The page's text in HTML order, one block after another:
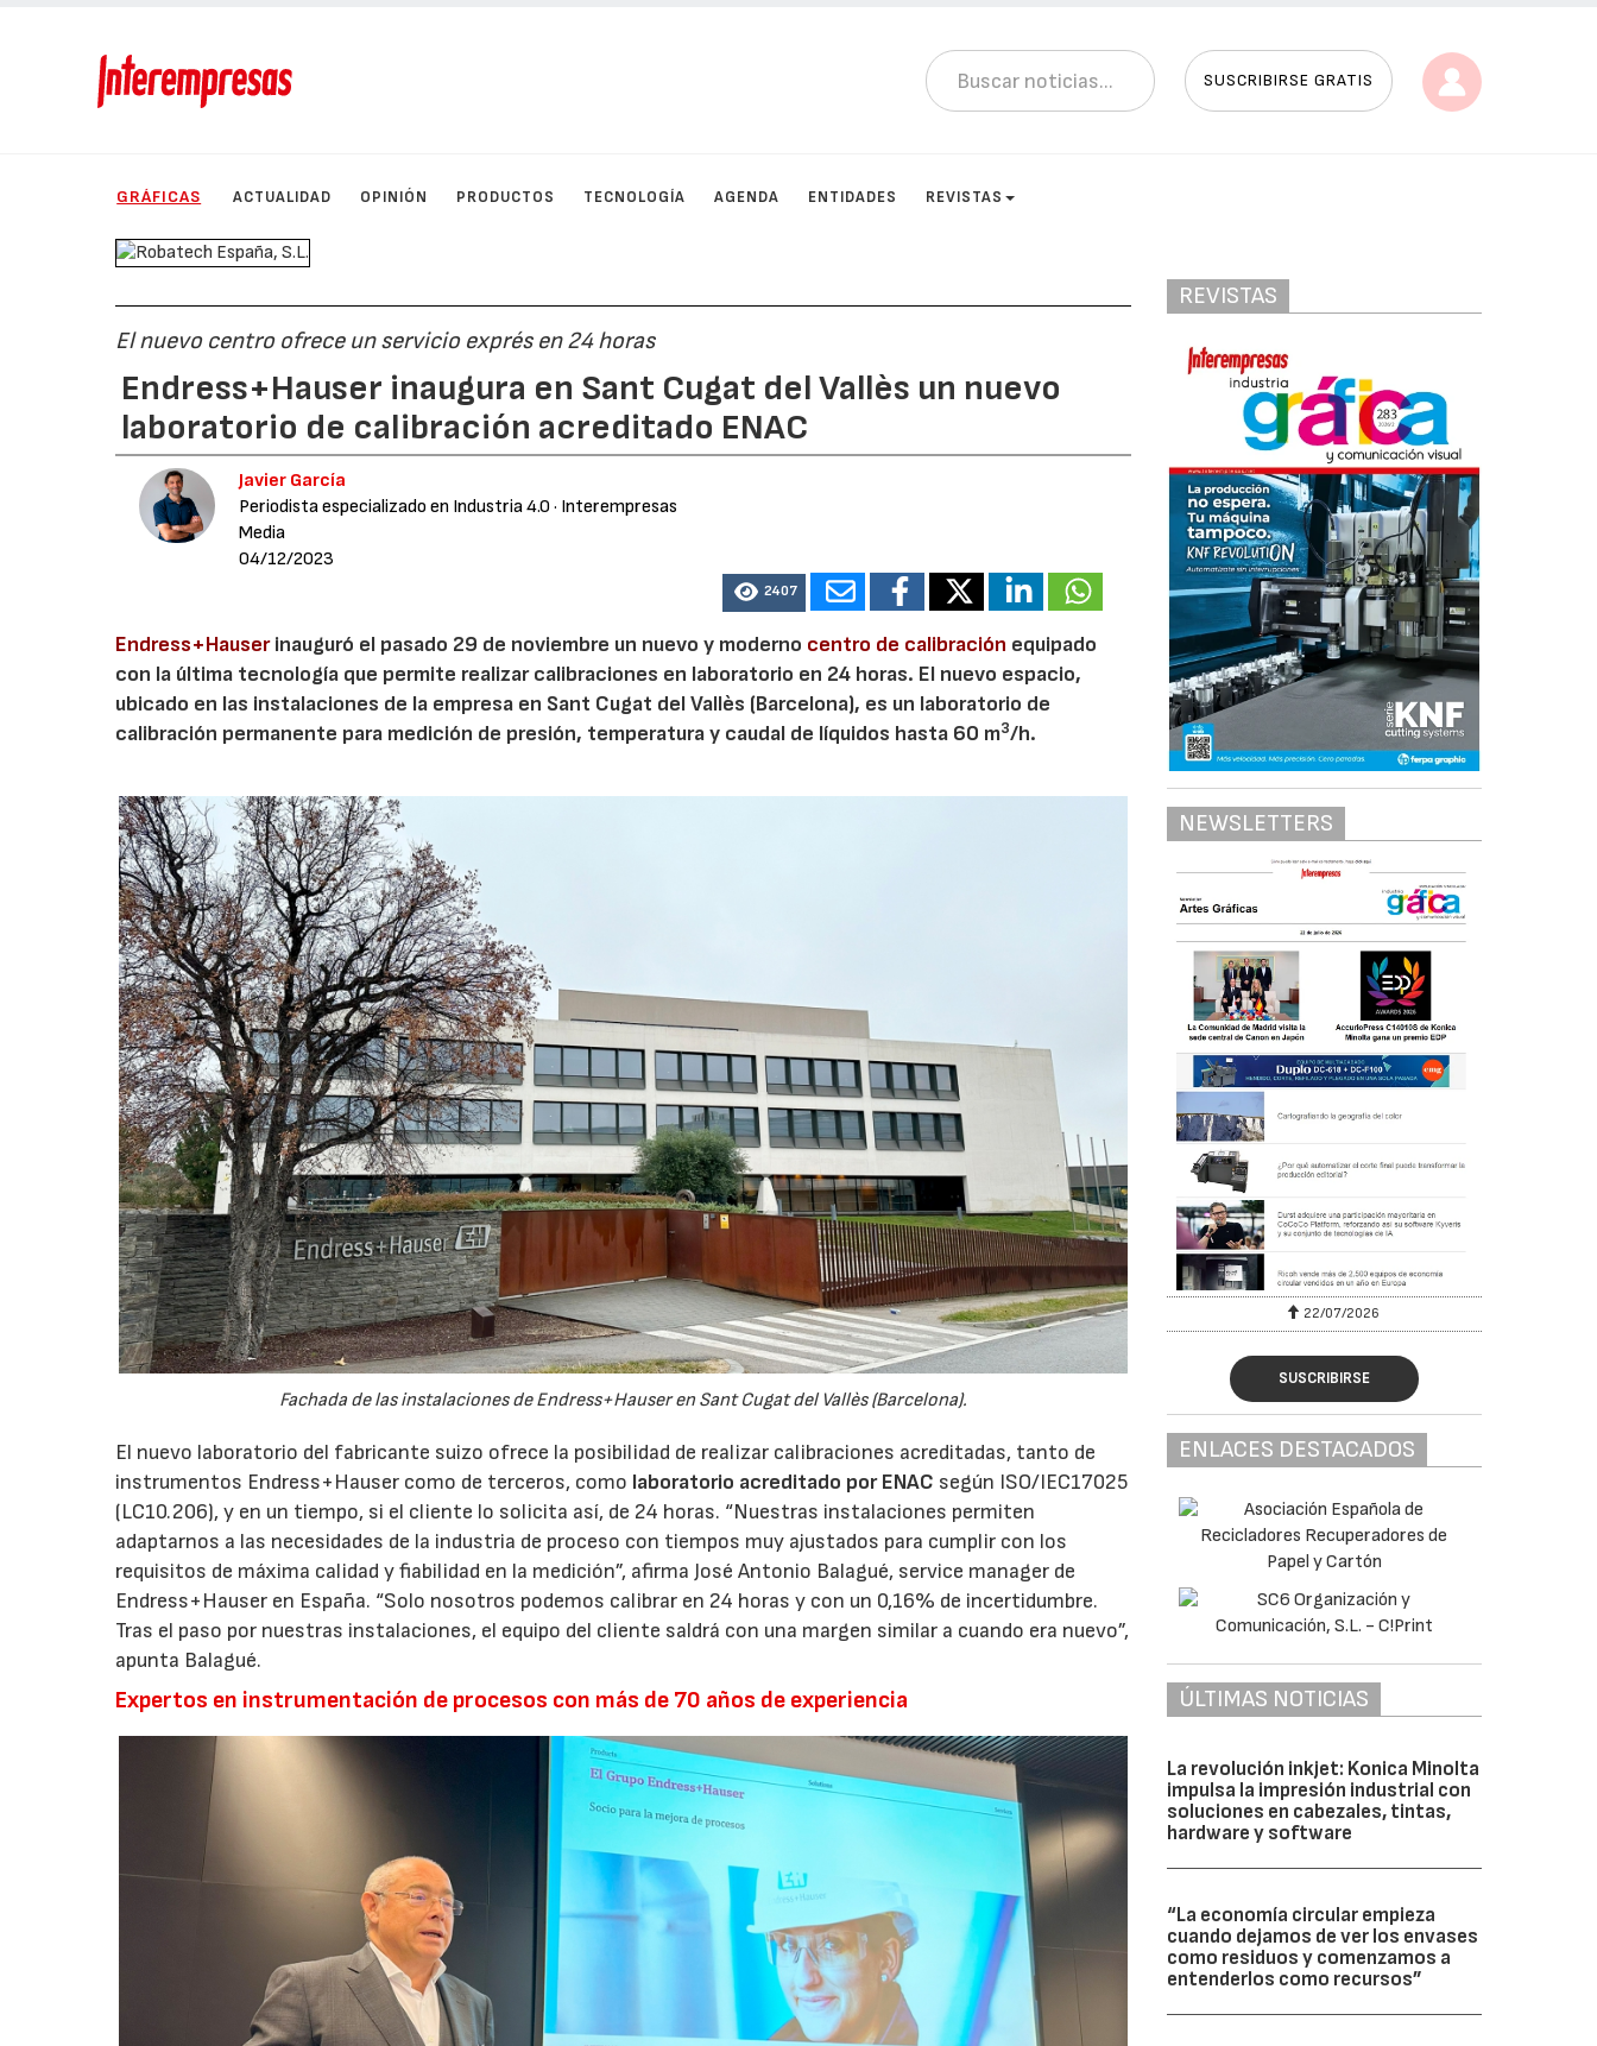
SUSCRIBIRSE GRATIS
GRÁFICAS ACTUALIDAD OPINIÓN PRODUCTOS TECNOLOGÍA AGENDA ENTIDADES REVISTAS
El nuevo centro ofrece un servicio exprés en 24 horas
Endress+Hauser inaugura en Sant Cugat del Vallès un nuevo
laboratorio de calibración acreditado ENAC
Javier García
Periodista especializado en Industria 4.0 · Interempresas
Media
04/12/2023
2407
Endress+Hauserinauguró el pasado 29 de noviembre un nuevo y moderno centro de calibración equipado
con la última tecnología que permite realizar calibraciones en laboratorio en 24 horas. El nuevo espacio,
ubicado en las instalaciones de la empresa en Sant Cugat del Vallès (Barcelona), es un laboratorio de
calibración permanente para medición de presión, temperatura y caudal de líquidos hasta 60 m3/h.
Fachada de las instalaciones de Endress+Hauser en Sant Cugat del Vallès (Barcelona).
El nuevo laboratorio del fabricante suizo ofrece la posibilidad de realizar calibraciones acreditadas, tanto de
instrumentos Endress+Hauser como de terceros, como laboratorio acreditado por ENAC según ISO/IEC17025
(LC10.206), y en un tiempo, si el cliente lo solicita así, de 24 horas. “Nuestras instalaciones permiten
adaptarnos a las necesidades de la industria de proceso con tiempos muy ajustados para cumplir con los
requisitos de máxima calidad y fiabilidad en la medición”, afirma José Antonio Balagué, service manager de
Endress+Hauser en España. “Solo nosotros podemos calibrar en 24 horas y con un 0,16% de incertidumbre.
Tras el paso por nuestras instalaciones, el equipo del cliente saldrá con una margen similar a cuando era nuevo”,
apunta Balagué.
Expertos en instrumentación de procesos con más de 70 años de experiencia
REVISTAS
NEWSLETTERS
22/07/2026 29/07/2026 22/07/2026
SUSCRIBIRSE
ENLACES DESTACADOS
ÚLTIMAS NOTICIAS
La revolución inkjet: Konica Minolta
impulsa la impresión industrial con
soluciones en cabezales, tintas,
hardware y software
“La economía circular empieza
cuando dejamos de ver los envases
como residuos y comenzamos a
entenderlos como recursos”